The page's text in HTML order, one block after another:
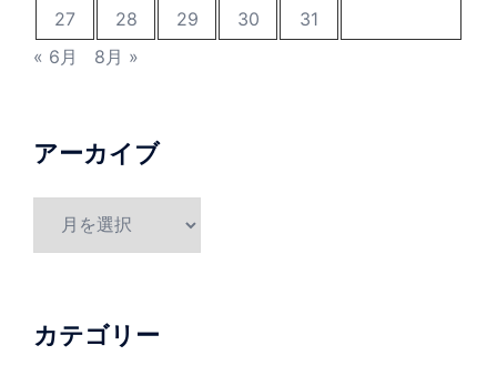
27
28 29 30
31
« 6月
8月 »
アーカイブ
ブ
カテゴリー